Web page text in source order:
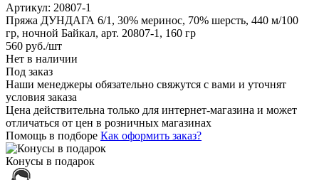
Артикул: 20807-1
Пряжа ДУНДАГА 6/1, 30% меринос, 70% шерсть, 440 м/100
гр, ночной Байкал, арт. 20807-1, 160 гр
560 руб./шт
Нет в наличии
Под заказ
Наши менеджеры обязательно свяжутся с вами и уточнят
условия заказа
Цена действительна только для интернет-магазина и может
отличаться от цен в розничных магазинах
Помощь в подборе Как оформить заказ?
Конусы в подарок